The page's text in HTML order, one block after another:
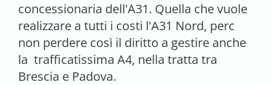
concessionaria dell'A31. Quella che vuole
realizzare a tutti i costi l'A31 Nord, perc
non perdere così il diritto a gestire anche
la trafficatissima A4, nella tratta tra
Brescia e Padova.